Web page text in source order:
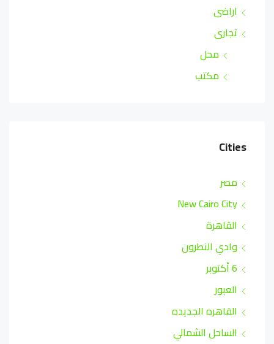
اراضى
تجارى
محل
مكتب
Cities
مصر
New Cairo City
القاهرة
وادي النطرون
6 أكتوبر
العبور
القاهره الجديده
الساحل الشمالي